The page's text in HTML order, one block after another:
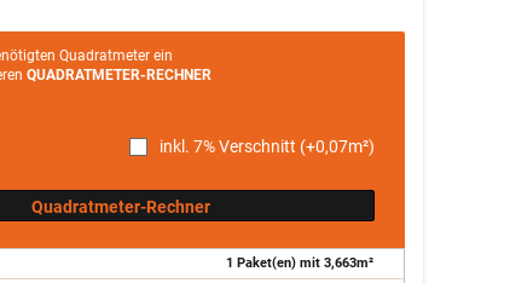
Quadratmeter ein
QUADRATMETER-RECHNER
inkl. 7% Verschnitt (+0,07m²)
Quadratmeter-Rechner
1 Paket(en) mit 3,663m²